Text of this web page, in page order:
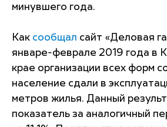
минувшего года.
Как сообщал сайт «Деловая
январе-феврале 2019 года в
крае организации всех форм
население сдали в
метров жилья. Данный
показатель за аналогичный